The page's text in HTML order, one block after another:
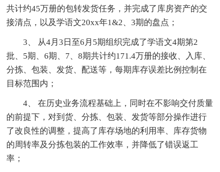
共计约45万册的包转发货任务，并完成了库房资产的交
接清点，以及学语文20xx年1&2、3期的盘点；
3、 从4月3日至6月5期组织完成了学语文4期第2
批、5期、6期、7、8期共计约171.4万册的接收、入库、
分拣、包装、发货、配送等，每期库存误差比例控制在
目标范围内；
4、 在历史业务流程基础上，同时在不影响交付质量
的前提下，对到货、分拣、包装、发货等部分操作进行
了改良性的调整，提高了库存场地的利用率、库存货物
的周转率及分拣包装的工作效率，并降低了错误返工
率；